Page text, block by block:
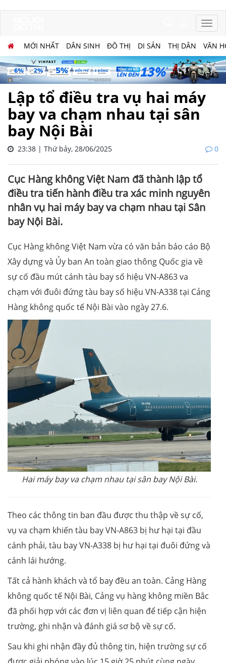
MỚI NHẤT DÂN SINH ĐÔ THỊ DI SẢN THỊ DÂN VĂN
Lập tổ điều tra vụ hai máy
bay va chạm nhau tại sân
bay Nội Bài
23:38 | Thứ bảy, 28/06/2025 0
Cục Hàng không Việt Nam đã thành lập tổ
điều tra tiến hành điều tra xác minh nguyên
nhân vụ hai máy bay va chạm nhau tại Sân
bay Nội Bài.
Cục Hàng không Việt Nam vừa có văn bản báo cáo Bộ
Xây dựng và Ủy ban An toàn giao thông Quốc gia về
sự cố đầu mút cánh tàu bay số hiệu VN-A863 va
chạm với đuôi đứng tàu bay số hiệu VN-A338 tại Cảng
Hàng không quốc tế Nội Bài vào ngày 27.6.
Hai máy bay va chạm nhau tại sân bay Nội Bài.
Theo các thông tin ban đầu được thu thập về sự cố,
vụ va chạm khiến tàu bay VN-A863 bị hư hại tại đầu
cánh phải, tàu bay VN-A338 bị hư hại tại đuôi đứng và
cánh lái hướng.
Tất cả hành khách và tổ bay đều an toàn. Cảng Hàng
không quốc tế Nội Bài, Cảng vụ hàng không miền Bắc
đã phối hợp với các đơn vị liên quan để tiếp cận hiện
trường, ghi nhận và đánh giá sơ bộ về sự cố.
Sau khi ghi nhận đầy đủ thông tin, hiện trường sự cố